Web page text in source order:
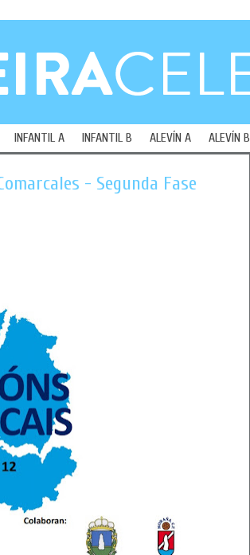
INFANTIL A INFANTIL B ALEVÍN A ALEVÍN B
- Segunda Fase